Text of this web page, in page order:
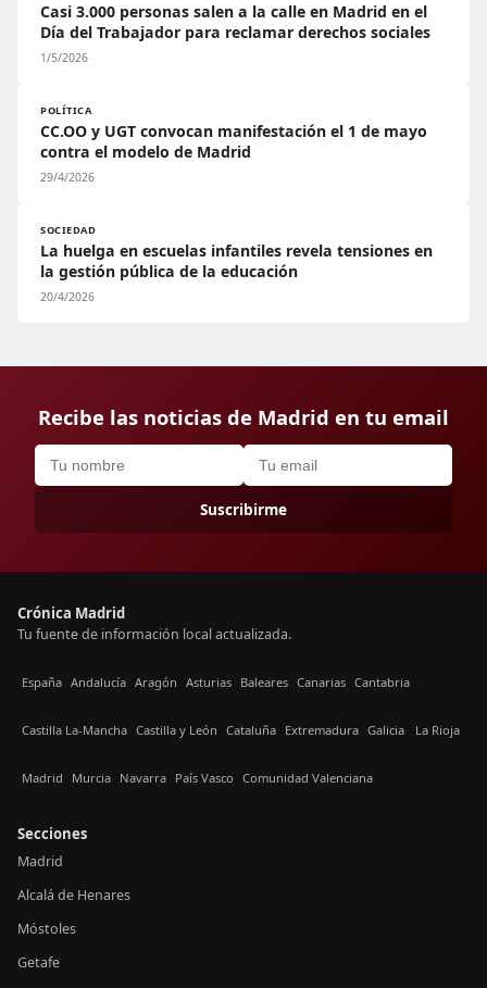
Casi 3.000 personas salen a la calle en Madrid en el
Día del Trabajador para reclamar derechos sociales
1/5/2026
POLÍTICA
CC.OO y UGT convocan manifestación el 1 de mayo
contra el modelo de Madrid
29/4/2026
SOCIEDAD
La huelga en escuelas infantiles revela tensiones en
la gestión pública de la educación
20/4/2026
Recibe las noticias de Madrid en tu email
Suscribirme
Crónica Madrid
Tu fuente de información local actualizada.
España Andalucía Aragón Asturias Baleares Canarias Cantabria
Castilla La-Mancha Castilla y León Cataluña Extremadura Galicia La Rioja
Madrid Murcia Navarra País Vasco Comunidad Valenciana
Secciones
Madrid
Alcalá de Henares
Móstoles
Getafe